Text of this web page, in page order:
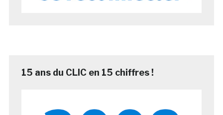
15 ans du CLIC en 15 chiffres !